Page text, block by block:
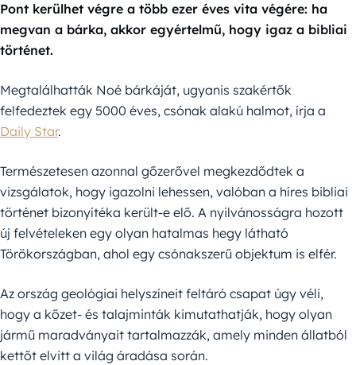
Pont kerülhet végre a több ezer éves vita végére: ha
megvan a bárka, akkor egyértelmű, hogy igaz a bibliai
történet.
Megtalálhatták Noé bárkáját, ugyanis szakértők
felfedeztek egy 5000 éves, csónak alakú halmot, írja a
Daily Star.
Természetesen azonnal gőzerővel megkezdődtek a
vizsgálatok, hogy igazolni lehessen, valóban a híres bibliai
történet bizonyítéka került-e elő. A nyilvánosságra hozott
új felvételeken egy olyan hatalmas hegy látható
Törökországban, ahol egy csónakszerű objektum is elfér.
Az ország geológiai helyszíneit feltáró csapat úgy véli,
hogy a kőzet- és talajminták kimutathatják, hogy olyan
jármű maradványait tartalmazzák, amely minden állatból
kettőt elvitt a világ áradása során.